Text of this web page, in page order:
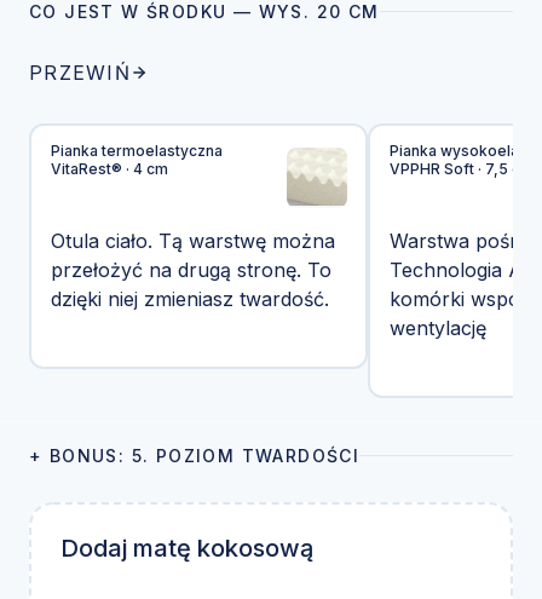
CO JEST W ŚRODKU — WYS. 20 CM
PRZEWIŃ
Pianka termoelastyczna
VitaRest® · 4 cm
Otula ciało. Tą warstwę można
przełożyć na drugą stronę. To
dzięki niej zmieniasz twardość.
Pianka
VPPHR Soft · 7,5 cm
Warstwa
Technologia
komórki
wentylację
+ BONUS: 5. POZIOM TWARDOŚCI
Dodaj matę kokosową